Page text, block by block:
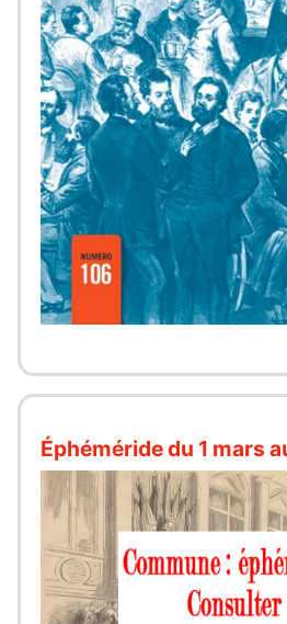
Éphéméride du 1 mars